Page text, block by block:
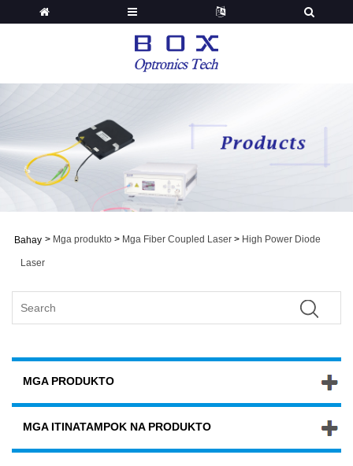
Bahay > Mga produkto > Mga Fiber Coupled Laser > High Power Diode
Laser
MGA PRODUKTO
MGA ITINATAMPOK NA PRODUKTO